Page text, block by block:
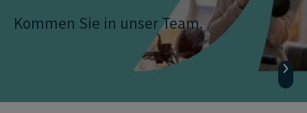
Kommen Sie in unser Team.